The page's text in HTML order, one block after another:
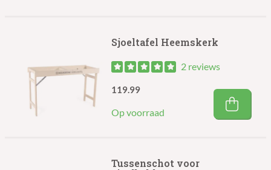
Sjoeltafel Heemskerk
2 reviews
Op voorraad
119.99
Tussenschot voor